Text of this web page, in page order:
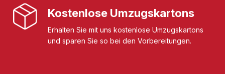
Kostenlose Umzugskartons
Erhalten Sie mit uns kostenlose Umzugskartons
und sparen Sie so bei den Vorbereitungen.